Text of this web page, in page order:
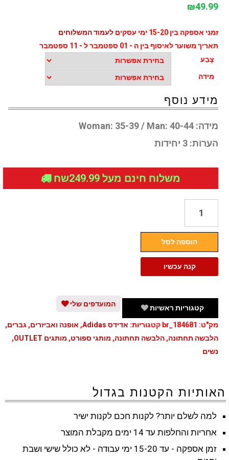
₪49.99
זמני אספקה בין 15-20 ימי עסקים
לעמוד המשלוחים
תאריך משוער לאיסוף בין ה - 01 ספטמבר ל - 11 ספטמבר
צֶבַע
מידה
מידע נוסף
מידה: Woman: 35-39 / Man: 40-44
הערות: 3 יחידות
משלוח חינם מעל 249.99שח
גרביים
לנשים
ADIDAS
הוספה לסל
קנה עכשיו
קטגוריות ראשיות
המועדפים שלי
מק"ט: br_184681 קטגוריות: אדידס Adidas , אופנה ואביזרים, גברים,
הלבשה תחתונה, הלבשה תחתונה, מותגי ספורט, מותגים OUTLET
,
נשים
האותיות הקטנות בגדול
למה לשלם יותר? לקנות חכם לקנות ישיר
אחריות והחלפות עד 14 ימים מקבלת המוצר
זמן אספקה - עד 15-20 ימי עבודה - לא כולל שישי ושבת